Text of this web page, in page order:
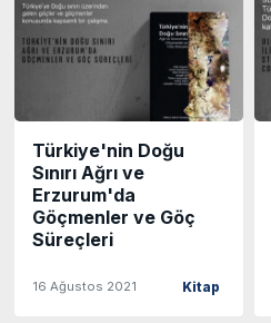
Türkiye'nin Doğu
Sınırı Ağrı ve
Erzurum'da
Göçmenler ve Göç
Süreçleri
16 Ağustos 2021 Kitap